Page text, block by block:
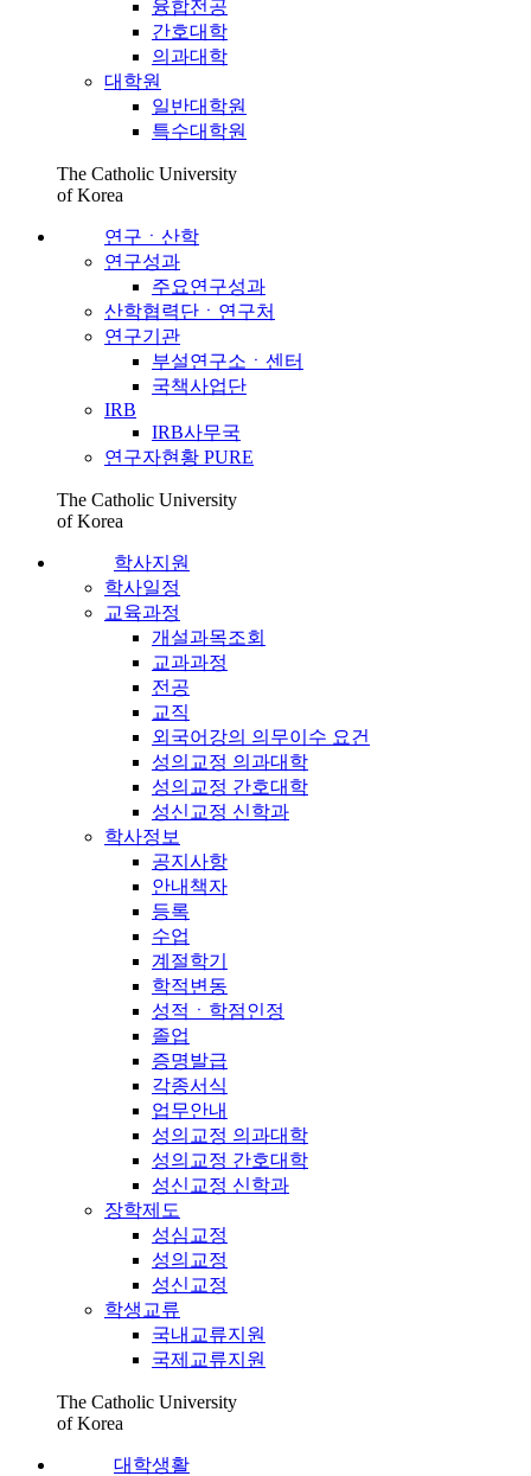
융합전공
간호대학
의과대학
대학원
일반대학원
특수대학원
The Catholic University
of Korea
연구ㆍ산학
연구성과
주요연구성과
산학협력단ㆍ연구처
연구기관
부설연구소ㆍ센터
국책사업단
IRB
IRB사무국
연구자현황 PURE
The Catholic University
of Korea
학사지원
학사일정
교육과정
개설과목조회
교과과정
전공
교직
외국어강의 의무이수 요건
성의교정 의과대학
성의교정 간호대학
성신교정 신학과
학사정보
공지사항
안내책자
등록
수업
계절학기
학적변동
성적ㆍ학점인정
졸업
증명발급
각종서식
업무안내
성의교정 의과대학
성의교정 간호대학
성신교정 신학과
장학제도
성심교정
성의교정
성신교정
학생교류
국내교류지원
국제교류지원
The Catholic University
of Korea
대학생활